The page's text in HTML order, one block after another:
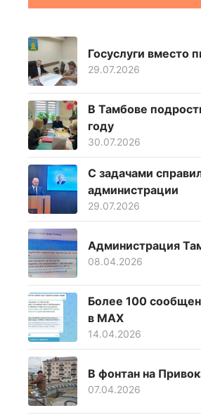
Госуслуги вместо
29.07.2026
В Тамбове
году
30.07.2026
С задачами
администрации
29.07.2026
Администрация
08.04.2026
Более 100
в МАХ
14.04.2026
В фонтан на
07.04.2026